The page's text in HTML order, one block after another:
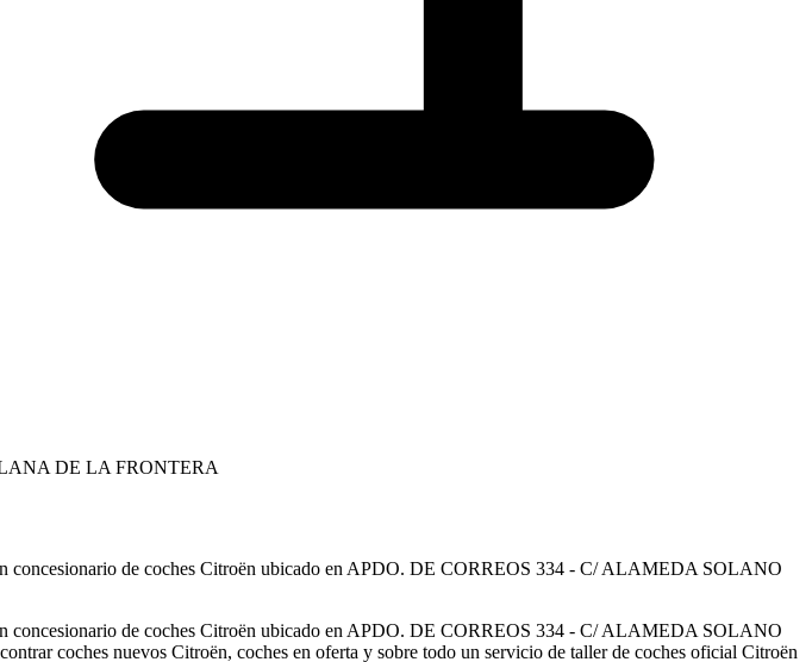
DE LA FRONTERA
de coches Citroën ubicado en APDO. DE CORREOS 334 - C/ ALAMEDA SOLANO
de coches Citroën ubicado en APDO. DE CORREOS 334 - C/ ALAMEDA SOLANO
coches nuevos Citroën, coches en oferta y sobre todo un servicio de taller de coches oficial Citroën